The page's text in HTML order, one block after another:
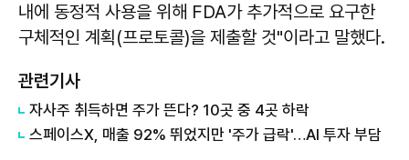
내에 동정적 사용을 위해 FDA가 추가적으로 요구한
구체적인 계획(프로토콜)을 제출할 것"이라고 말했다.
관련기사
자사주 취득하면 주가 뜬다? 10곳 중 4곳 하락
스페이스X, 매출 92% 뛰었지만 '주가 급락'…AI 투자 부담